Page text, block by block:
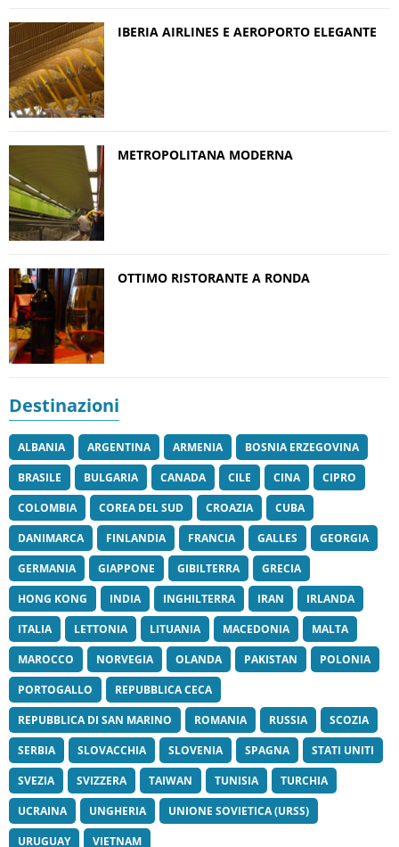
IBERIA AIRLINES E AEROPORTO ELEGANTE
METROPOLITANA MODERNA
OTTIMO RISTORANTE A RONDA
Destinazioni
ALBANIA ARGENTINA ARMENIA
BOSNIA ERZEGOVINA
BRASILE
BULGARIA CANADA CILE CINA
CIPRO
COLOMBIA
COREA DEL SUD CROAZIA
CUBA
DANIMARCA
FINLANDIA FRANCIA GALLES
GEORGIA
GERMANIA
GIAPPONE GIBILTERRA
GRECIA
HONG KONG
INDIA INGHILTERRA IRAN
IRLANDA
ITALIA
LETTONIA LITUANIA MACEDONIA
MALTA
MAROCCO
NORVEGIA OLANDA PAKISTAN
POLONIA
PORTOGALLO
REPUBBLICA CECA
REPUBBLICA DI SAN MARINO
ROMANIA RUSSIA
SCOZIA
SERBIA
SLOVACCHIA SLOVENIA SPAGNA
STATI UNITI
SVEZIA
SVIZZERA TAIWAN TUNISIA
TURCHIA
UCRAINA
UNGHERIA
UNIONE SOVIETICA (URSS)
URUGUAY
VIETNAM